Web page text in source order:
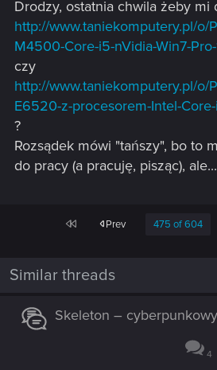
Drodzy, ostatnia chwila żeby mi
http://www.taniekomputery.pl/o/
M4500-Core-i5-nVidia-Win7-
czy
http://www.taniekomputery.pl/o/
E6520-z-procesorem-Intel-
?
Rozsądek mówi "tańszy", bo to
do pracy (a pracuję, pisząc),
First Prev 475 of 604
Similar threads
Skeleton –
4